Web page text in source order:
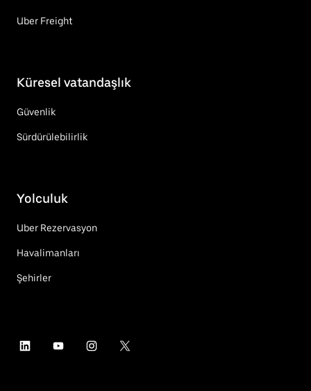
Uber Freight
Küresel vatandaşlık
Güvenlik
Sürdürülebilirlik
Yolculuk
Uber Rezervasyon
Havalimanları
Şehirler